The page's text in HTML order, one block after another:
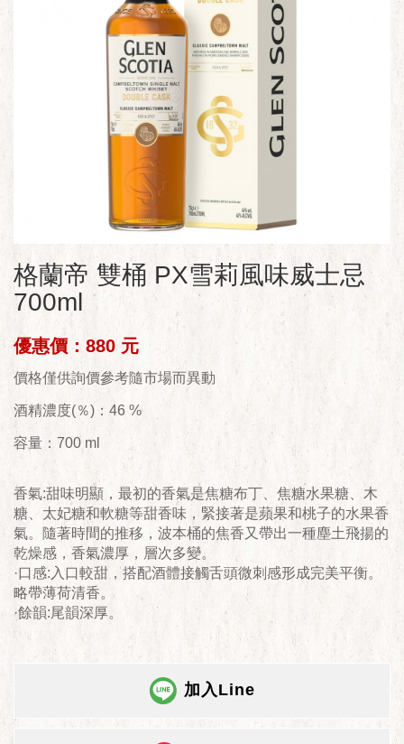
格蘭帝 雙桶 PX雪莉風味威士忌
700ml
優惠價：880 元
價格僅供詢價參考隨市場而異動
酒精濃度(％)：46 %
容量：700 ml
香氣:甜味明顯，最初的香氣是焦糖布丁、焦糖水果糖、木
糖、太妃糖和軟糖等甜香味，緊接著是蘋果和桃子的水果香
氣。隨著時間的推移，波本桶的焦香又帶出一種塵土飛揚的
乾燥感，香氣濃厚，層次多變。
·口感:入口較甜，搭配酒體接觸舌頭微刺感形成完美平衡。
略帶薄荷清香。
·餘韻:尾韻深厚。
加入Line